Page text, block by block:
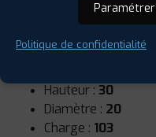
Runflat :Non
Hauteur : 30
Diamètre : 20
Charge : 103
Paramétrer
Politique de confidentialité